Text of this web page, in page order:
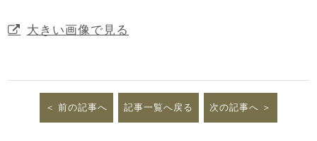
大きい画像で見る
前の記事へ 記事一覧へ戻る 次の記事へ